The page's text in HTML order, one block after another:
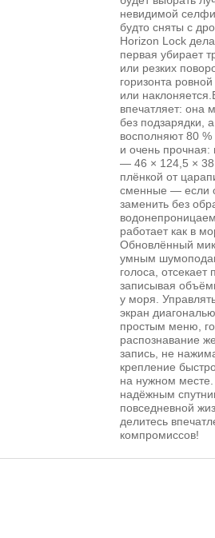
невидимой
будто сняты с
Horizon Lock
первая убирает
или резких
горизонта
или
впечатляет: она
без подзарядки,
восполняют 80
и очень прочная:
— 46 × 124,5 ×
плёнкой от
сменные — если
заменить без
работает как в
Обновлённый
умным
голоса,
записывая
у моря.
экран
простым меню,
распознавание
запись, не
крепление
на нужном
надёжным
повседневной
делитесь
компромиссов!